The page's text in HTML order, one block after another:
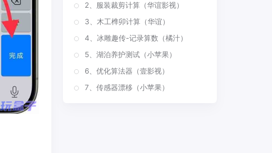
2、服装裁剪计算（华谊影视）
3、木工榫卯计算（华谊）
4、冰雕趣传-记录算数（橘汁）
5、湖泊养护测试（小苹果）
6、优化算法器（壹影视）
7、传感器漂移（小苹果）